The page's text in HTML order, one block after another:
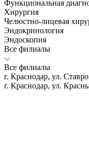
Функциональная
Хирургия
Челюстно-лицевая
Эндокринология
Эндоскопия
Все филиалы
Все филиалы
г. Краснодар, ул.
г. Краснодар, ул.